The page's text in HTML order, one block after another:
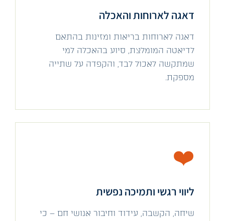
דאגה לארוחות והאכלה
דאגה לארוחות בריאות ומזינות בהתאם
לדיאטה המומלצת, סיוע בהאכלה למי
שמתקשה לאכול לבד, והקפדה על שתייה
מספקת.
❤️
ליווי רגשי ותמיכה נפשית
שיחה, הקשבה, עידוד וחיבור אנושי חם – כי